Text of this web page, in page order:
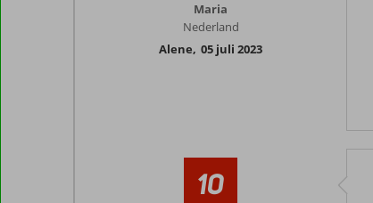
Maria
Nederland
Alene, 05 juli 2023
10